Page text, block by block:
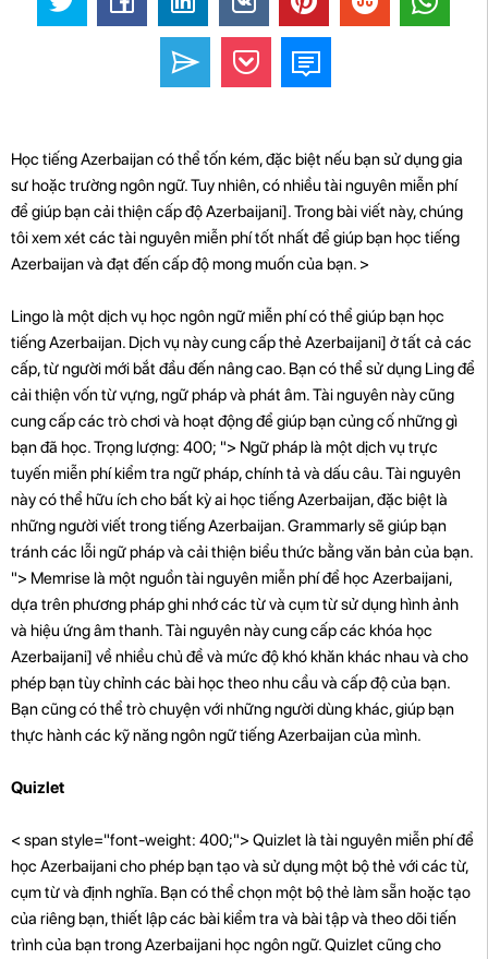
Học tiếng Azerbaijan có thể tốn kém, đặc biệt nếu bạn sử dụng gia
sư hoặc trường ngôn ngữ. Tuy nhiên, có nhiều tài nguyên miễn phí
để giúp bạn cải thiện cấp độ Azerbaijani]. Trong bài viết này, chúng
tôi xem xét các tài nguyên miễn phí tốt nhất để giúp bạn học tiếng
Azerbaijan và đạt đến cấp độ mong muốn của bạn. >
Lingo là một dịch vụ học ngôn ngữ miễn phí có thể giúp bạn học
tiếng Azerbaijan. Dịch vụ này cung cấp thẻ Azerbaijani] ở tất cả các
cấp, từ người mới bắt đầu đến nâng cao. Bạn có thể sử dụng Ling để
cải thiện vốn từ vựng, ngữ pháp và phát âm. Tài nguyên này cũng
cung cấp các trò chơi và hoạt động để giúp bạn củng cố những gì
bạn đã học. Trọng lượng: 400; "> Ngữ pháp là một dịch vụ trực
tuyến miễn phí kiểm tra ngữ pháp, chính tả và dấu câu. Tài nguyên
này có thể hữu ích cho bất kỳ ai học tiếng Azerbaijan, đặc biệt là
những người viết trong tiếng Azerbaijan. Grammarly sẽ giúp bạn
tránh các lỗi ngữ pháp và cải thiện biểu thức bằng văn bản của bạn.
"> Memrise là một nguồn tài nguyên miễn phí để học Azerbaijani,
dựa trên phương pháp ghi nhớ các từ và cụm từ sử dụng hình ảnh
và hiệu ứng âm thanh. Tài nguyên này cung cấp các khóa học
Azerbaijani] về nhiều chủ đề và mức độ khó khăn khác nhau và cho
phép bạn tùy chỉnh các bài học theo nhu cầu và cấp độ của bạn.
Bạn cũng có thể trò chuyện với những người dùng khác, giúp bạn
thực hành các kỹ năng ngôn ngữ tiếng Azerbaijan của mình.
Quizlet
< span style="font-weight: 400;"> Quizlet là tài nguyên miễn phí để
học Azerbaijani cho phép bạn tạo và sử dụng một bộ thẻ với các từ,
cụm từ và định nghĩa. Bạn có thể chọn một bộ thẻ làm sẵn hoặc tạo
của riêng bạn, thiết lập các bài kiểm tra và bài tập và theo dõi tiến
trình của bạn trong Azerbaijani học ngôn ngữ. Quizlet cũng cho